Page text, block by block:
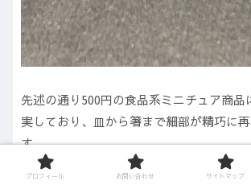
先述の通り500円の食品系ミニチュア商品
実しており、皿から箸まで細部が精巧に再
す。
プロフィール お問い合わせ サイトマップ